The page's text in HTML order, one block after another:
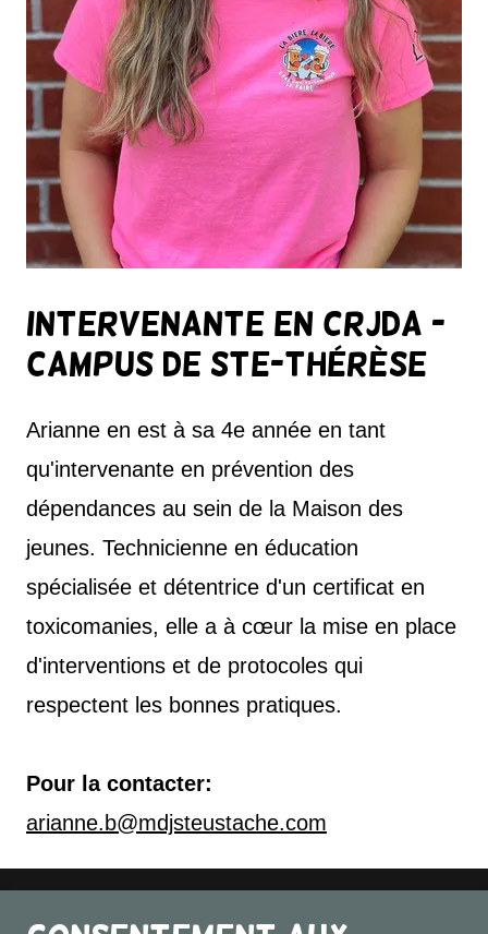
Intervenante en CRJDA -
Campus de Ste-Thérèse
Arianne en est à sa 4e année en tant
qu'intervenante en prévention des
dépendances au sein de la Maison des
jeunes. Technicienne en éducation
spécialisée et détentrice d'un certificat en
toxicomanies, elle a à cœur la mise en place
d'interventions et de protocoles qui
respectent les bonnes pratiques.
Pour la contacter:
arianne.b@mdjsteustache.com